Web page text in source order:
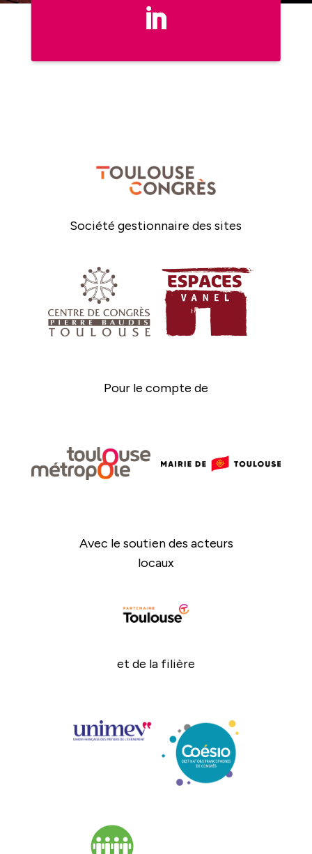
Société gestionnaire des sites
Pour le compte de
Avec le soutien des acteurs
locaux
et de la filière